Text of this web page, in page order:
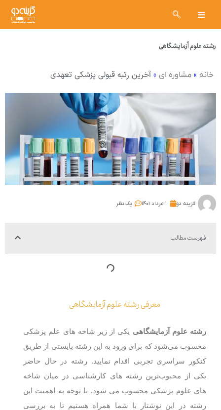
رشته علوم آزمایشگاهی
خانه » مشاوره ای » آخرین رتبه قبولی پزشکی تعهدی
گزینه دو ۱ مرداد ۱۴۰۱ یک نظر
فهرست مطالب
معرفی رشته علوم آزمایشگاهی
رشته علوم آزمایشگاهی یکی از زیر شاخه های علم پزشکی
محسوب می‌شود که برای ورود به این رشته بایستی از طریق
کنکور سراسری تجربی اقدام نمایید. رشته در حال حاضر
یکی از محبوب‌ترین رشته های کارشناسی در میان شاخه
های علوم پزشکی محسوب می شود. با توجه به اهمیت این
رشته در این نوشتار با شما همراه هستیم تا به بررسی